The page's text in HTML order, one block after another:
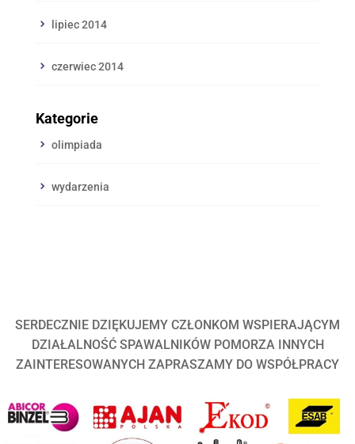
lipiec 2014
czerwiec 2014
Kategorie
olimpiada
wydarzenia
SERDECZNIE DZIĘKUJEMY CZŁONKOM WSPIERAJĄCYM
DZIAŁALNOŚĆ SPAWALNIKÓW POMORZA INNYCH
ZAINTERESOWANYCH ZAPRASZAMY DO WSPÓŁPRACY